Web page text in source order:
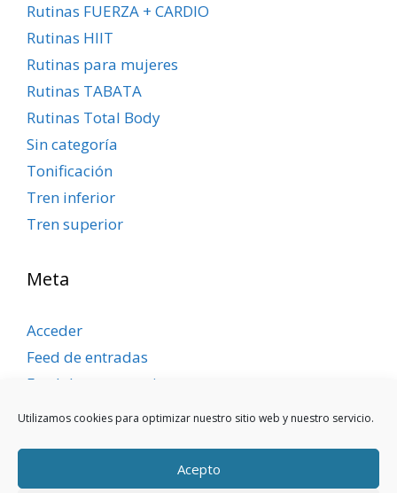
Utilizamos cookies para optimizar nuestro sitio web y nuestro servicio.
Acepto
Rutinas FUERZA + CARDIO
Rutinas HIIT
Rutinas para mujeres
Rutinas TABATA
Rutinas Total Body
Sin categoría
Tonificación
Tren inferior
Tren superior
Meta
Acceder
Feed de entradas
Feed de comentarios
WordPress.org